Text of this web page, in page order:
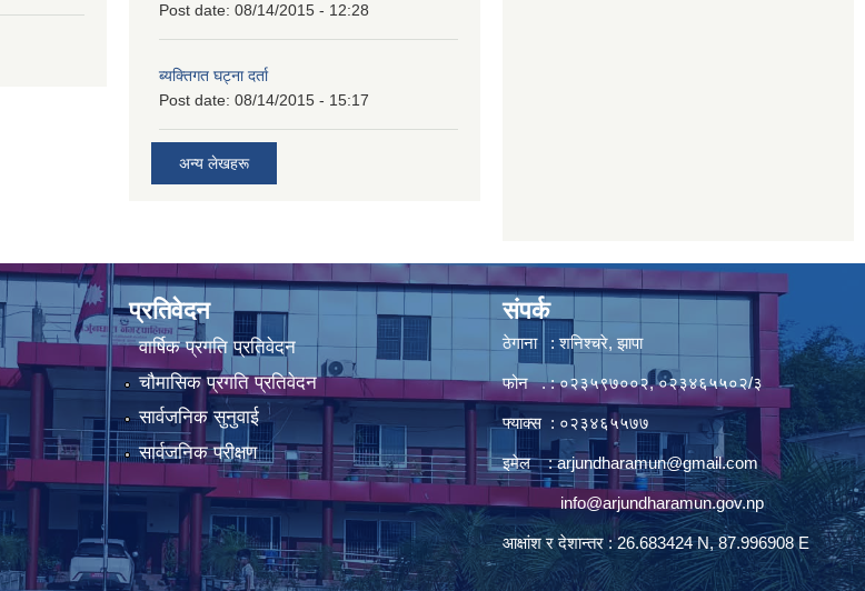
Post date: 08/14/2015 - 12:28
ब्यक्तिगत घट्ना दर्ता
Post date: 08/14/2015 - 15:17
अन्य लेखहरू
प्रतिवेदन
वार्षिक प्रगति प्रतिवेदन
चौमासिक प्रगति प्रतिवेदन
सार्वजनिक सुनुवाई
सार्वजनिक परीक्षण
संपर्क
ठेगाना : शनिश्चरे, झापा
फोन . : ०२३५९७००२, ०२३४६५५०२/३
फ्याक्स : ०२३४६५५७७
इमेल :arjundharamun@gmail.com
info@arjundharamun.gov.np
आक्षांश र देशान्तर : 26.683424 N, 87.996908 E